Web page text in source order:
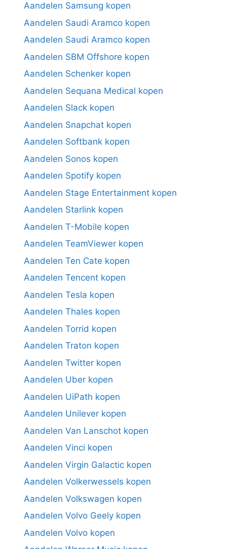
Aandelen Samsung kopen
Aandelen Saudi Aramco kopen
Aandelen Saudi Aramco kopen
Aandelen SBM Offshore kopen
Aandelen Schenker kopen
Aandelen Sequana Medical kopen
Aandelen Slack kopen
Aandelen Snapchat kopen
Aandelen Softbank kopen
Aandelen Sonos kopen
Aandelen Spotify kopen
Aandelen Stage Entertainment kopen
Aandelen Starlink kopen
Aandelen T-Mobile kopen
Aandelen TeamViewer kopen
Aandelen Ten Cate kopen
Aandelen Tencent kopen
Aandelen Tesla kopen
Aandelen Thales kopen
Aandelen Torrid kopen
Aandelen Traton kopen
Aandelen Twitter kopen
Aandelen Uber kopen
Aandelen UiPath kopen
Aandelen Unilever kopen
Aandelen Van Lanschot kopen
Aandelen Vinci kopen
Aandelen Virgin Galactic kopen
Aandelen Volkerwessels kopen
Aandelen Volkswagen kopen
Aandelen Volvo Geely kopen
Aandelen Volvo kopen